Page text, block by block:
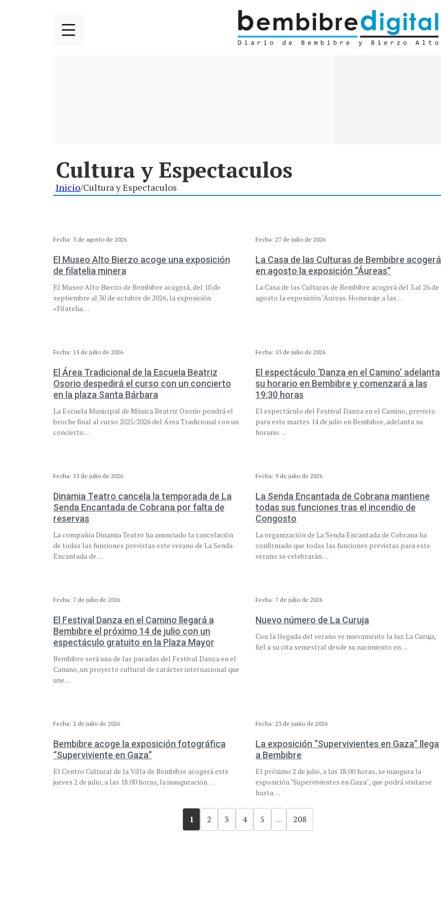
Cultura y Espectaculos
Inicio/Cultura y Espectaculos
Fecha: 3 de agosto de 2026
El Museo Alto Bierzo acoge una exposición
de filatelia minera
El Museo Alto Bierzo de Bembibre acogerá, del 10 de
septiembre al 30 de octubre de 2026, la exposición
«Filatelia…
Fecha: 27 de julio de 2026
La Casa de las Culturas de Bembibre acogerá
en agosto la exposición “Áureas”
La Casa de las Culturas de Bembibre acogerá del 3 al 26 de
agosto la exposición "Áureas. Homenaje a las…
Fecha: 15 de julio de 2026
El Área Tradicional de la Escuela Beatriz
Osorio despedirá el curso con un concierto
en la plaza Santa Bárbara
La Escuela Municipal de Música Beatriz Osorio pondrá el
broche final al curso 2025/2026 del Área Tradicional con un
concierto…
Fecha: 13 de julio de 2026
El espectáculo ‘Danza en el Camino’ adelanta
su horario en Bembibre y comenzará a las
19:30 horas
El espectáculo del Festival Danza en el Camino, previsto
para este martes 14 de julio en Bembibre, adelanta su
horario…
Fecha: 13 de julio de 2026
Dinamia Teatro cancela la temporada de La
Senda Encantada de Cobrana por falta de
reservas
La compañía Dinamia Teatro ha anunciado la cancelación
de todas las funciones previstas este verano de La Senda
Encantada de…
Fecha: 9 de julio de 2026
La Senda Encantada de Cobrana mantiene
todas sus funciones tras el incendio de
Congosto
La organización de La Senda Encantada de Cobrana ha
confirmado que todas las funciones previstas para este
verano se celebrarán…
Fecha: 7 de julio de 2026
El Festival Danza en el Camino llegará a
Bembibre el próximo 14 de julio con un
espectáculo gratuito en la Plaza Mayor
Bembibre será una de las paradas del Festival Danza en el
Camino, un proyecto cultural de carácter internacional que
une…
Fecha: 7 de julio de 2026
Nuevo número de La Curuja
Con la llegada del verano ve nuevamente la luz La Curuja,
fiel a su cita semestral desde su nacimiento en…
Fecha: 2 de julio de 2026
Bembibre acoge la exposición fotográfica
“Superviviente en Gaza”
El Centro Cultural de la Villa de Bembibre acogerá este
jueves 2 de julio, a las 18:00 horas, la inauguración…
Fecha: 23 de junio de 2026
La exposición “Supervivientes en Gaza” llega
a Bembibre
El próximo 2 de julio, a las 18:00 horas, se inaugura la
exposición "Supervivientes en Gaza", que podrá visitarse
hasta…
1 2 3 4 5 ... 208